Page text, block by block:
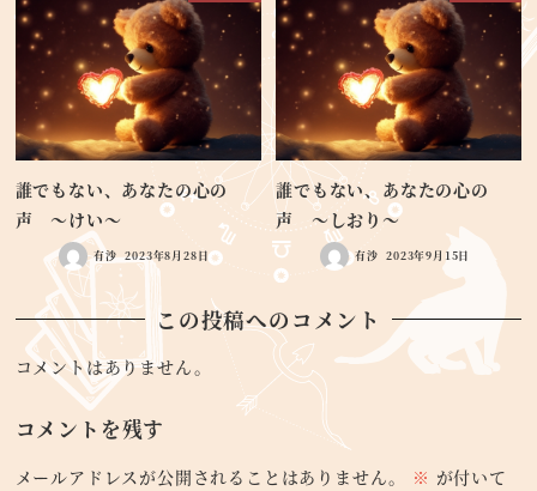
誰でもない、あなたの心の
声 ～けい～
有沙 2023年8月28日
誰でもない、あなたの心の
声 ～しおり～
有沙 2023年9月15日
この投稿へのコメント
コメントはありません。
コメントを残す
メールアドレスが公開されることはありません。 ※ が付いて